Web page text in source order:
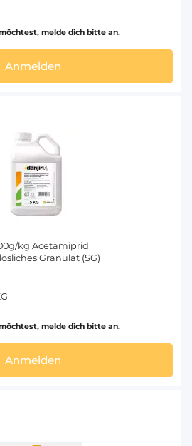
melde dich bitte an.
Anmelden
kg Acetamiprid
Granulat (SG)
melde dich bitte an.
Anmelden